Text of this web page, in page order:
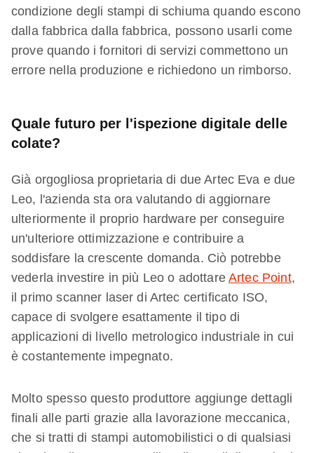
condizione degli stampi di schiuma quando escono
dalla fabbrica dalla fabbrica, possono usarli come
prove quando i fornitori di servizi commettono un
errore nella produzione e richiedono un rimborso.
Quale futuro per l'ispezione digitale delle
colate?
Già orgogliosa proprietaria di due Artec Eva e due
Leo, l'azienda sta ora valutando di aggiornare
ulteriormente il proprio hardware per conseguire
un'ulteriore ottimizzazione e contribuire a
soddisfare la crescente domanda. Ciò potrebbe
vederla investire in più Leo o adottare Artec Point,
il primo scanner laser di Artec certificato ISO,
capace di svolgere esattamente il tipo di
applicazioni di livello metrologico industriale in cui
è costantemente impegnato.
Molto spesso questo produttore aggiunge dettagli
finali alle parti grazie alla lavorazione meccanica,
che si tratti di stampi automobilistici o di qualsiasi